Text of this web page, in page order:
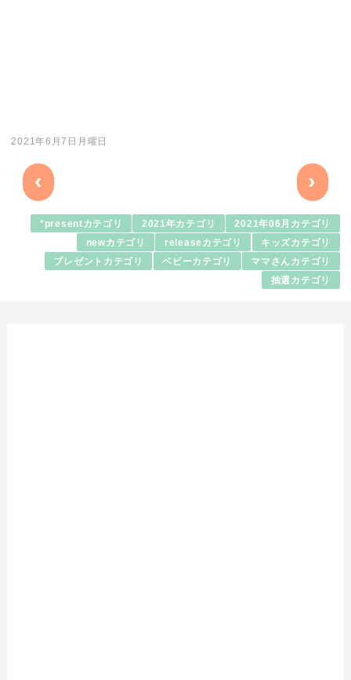
2021年6月7日月曜日
‹ ›
*presentカテゴリ 2021年カテゴリ 2021年06月カテゴリ
newカテゴリ releaseカテゴリ キッズカテゴリ
プレゼントカテゴリ ベビーカテゴリ ママさんカテゴリ
抽選カテゴリ